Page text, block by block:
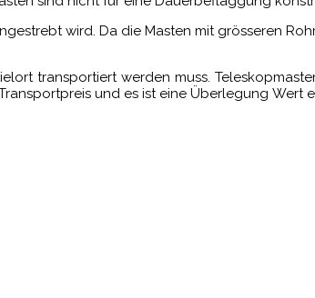
wird. Da die Masten mit grösseren
transportiert werden muss.
und es ist eine Überlegung Wert